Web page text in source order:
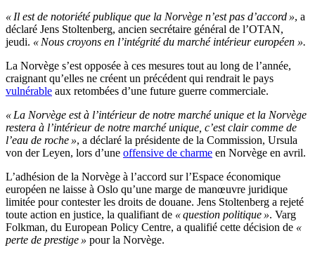
« Il est de notoriété publique que la Norvège n’est pas d’accord », a
déclaré Jens Stoltenberg, ancien secrétaire général de l’OTAN,
jeudi. « Nous croyons en l’intégrité du marché intérieur européen ».
La Norvège s’est opposée à ces mesures tout au long de l’année,
craignant qu’elles ne créent un précédent qui rendrait le pays
vulnérable aux retombées d’une future guerre commerciale.
« La Norvège est à l’intérieur de notre marché unique et la Norvège
restera à l’intérieur de notre marché unique, c’est clair comme de
l’eau de roche », a déclaré la présidente de la Commission, Ursula
von der Leyen, lors d’une offensive de charme en Norvège en avril.
L’adhésion de la Norvège à l’accord sur l’Espace économique
européen ne laisse à Oslo qu’une marge de manœuvre juridique
limitée pour contester les droits de douane. Jens Stoltenberg a rejeté
toute action en justice, la qualifiant de « question politique ». Varg
Folkman, du European Policy Centre, a qualifié cette décision de «
perte de prestige » pour la Norvège.